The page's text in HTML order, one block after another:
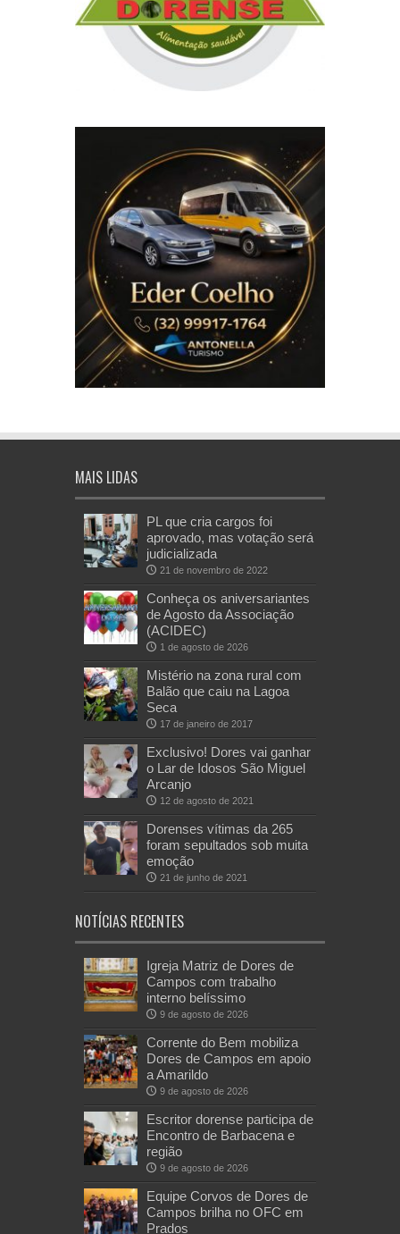
MAIS LIDAS
PL que cria cargos foi
aprovado, mas votação será
judicializada
21 de novembro de 2022
Conheça os aniversariantes
de Agosto da Associação
(ACIDEC)
1 de agosto de 2026
Mistério na zona rural com
Balão que caiu na Lagoa
Seca
17 de janeiro de 2017
Exclusivo! Dores vai ganhar
o Lar de Idosos São Miguel
Arcanjo
12 de agosto de 2021
Dorenses vítimas da 265
foram sepultados sob muita
emoção
21 de junho de 2021
NOTÍCIAS RECENTES
Igreja Matriz de Dores de
Campos com trabalho
interno belíssimo
9 de agosto de 2026
Corrente do Bem mobiliza
Dores de Campos em apoio
a Amarildo
9 de agosto de 2026
Escritor dorense participa de
Encontro de Barbacena e
região
9 de agosto de 2026
Equipe Corvos de Dores de
Campos brilha no OFC em
Prados